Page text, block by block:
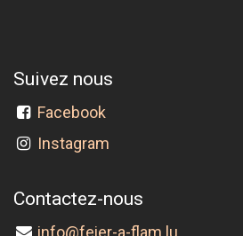
Suivez nous
Facebook
Instagram
Contactez-nous
info@feier-a-flam.lu